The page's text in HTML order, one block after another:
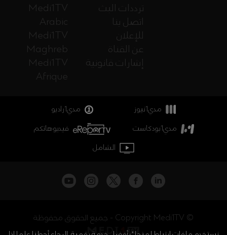
Medi1TV
Arabic
Medi1TV
Maghreb
Medi1TV
Afrique
ترددات البث
اتصل بنا
للإعلان
عن القناة
إشارات قانونية
مدي1نيوز
مدي1راديو
مدي1بودكاست
فيديوهاتكم
الشامل
جميع الحقوق محفوظة - Copyright Medi1TV ©